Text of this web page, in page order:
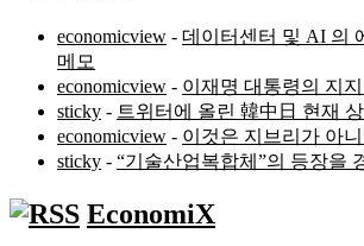
economicview - 데이터센터 및 AI 의
메모
economicview - 이재명 대통령의 지
sticky - 트위터에 올린 韓中日 현재
economicview - 이것은 지브리가 아
sticky - “기술산업복합체”의 등장을
EconomiX